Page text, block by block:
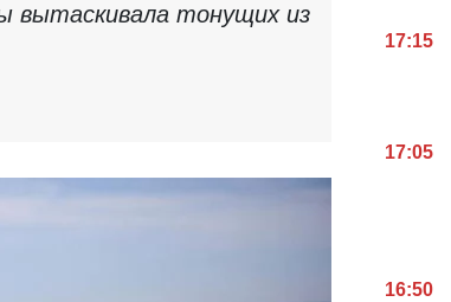
вытаскивала тонущих из
17:15
17:05
16:50